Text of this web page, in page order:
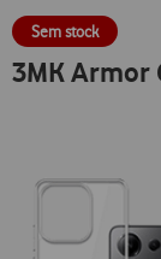
Sem stock
3MK Armor